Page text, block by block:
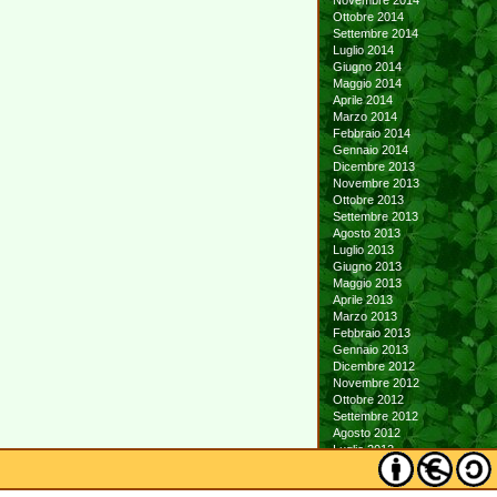
Ottobre 2014
Settembre 2014
Luglio 2014
Giugno 2014
Maggio 2014
Aprile 2014
Marzo 2014
Febbraio 2014
Gennaio 2014
Dicembre 2013
Novembre 2013
Ottobre 2013
Settembre 2013
Agosto 2013
Luglio 2013
Giugno 2013
Maggio 2013
Aprile 2013
Marzo 2013
Febbraio 2013
Gennaio 2013
Dicembre 2012
Novembre 2012
Ottobre 2012
Settembre 2012
Agosto 2012
Luglio 2012
Giugno 2012
Maggio 2012